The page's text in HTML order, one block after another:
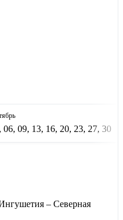
завтраки, входные
Еженедельные заезды по
06, 09, 13, 16, 20, 23, 27, 30
– Северная